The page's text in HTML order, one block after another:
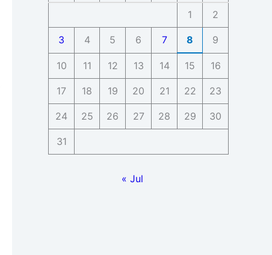
1 2
3 4 5 6 7 8 9
10 11 12 13 14 15 16
17 18 19 20 21 22 23
24 25 26 27 28 29 30
31
« Jul